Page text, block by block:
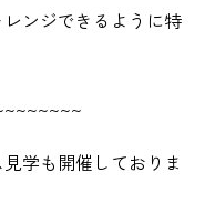
ンジできるように特
学も開催しておりま